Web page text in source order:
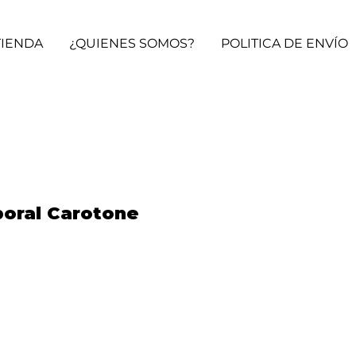
¿QUIENES SOMOS? POLITICA DE ENVÍO
Carotone